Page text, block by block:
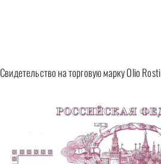
Свидетельство на торговую марку Olio Rosti